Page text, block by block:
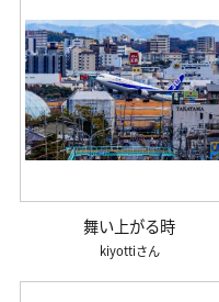
舞い上がる時
kiyotti